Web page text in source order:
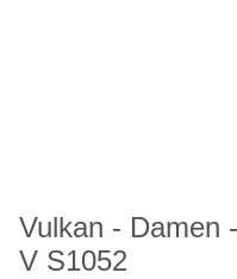
Vulkan - Damen
V S1052